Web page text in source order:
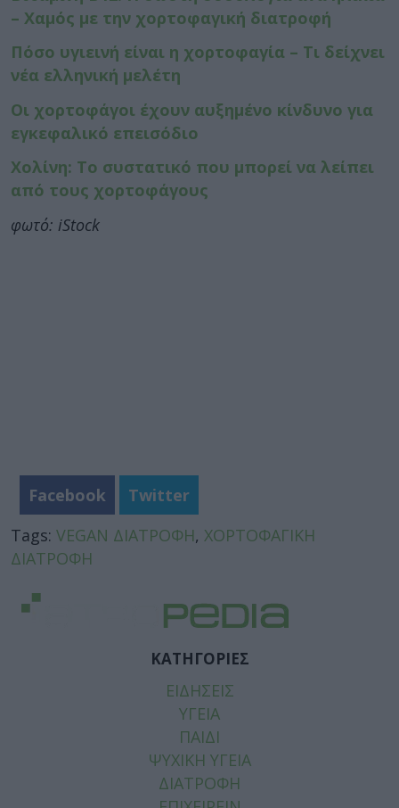
– Χαμός με την χορτοφαγική διατροφή
Πόσο υγιεινή είναι η χορτοφαγία – Τι δείχνει
νέα ελληνική μελέτη
Οι χορτοφάγοι έχουν αυξημένο κίνδυνο για
εγκεφαλικό επεισόδιο
Χολίνη: Το συστατικό που μπορεί να λείπει
από τους χορτοφάγους
φωτό: iStock
Facebook
Twitter
Tags: VEGAN ΔΙΑΤΡΟΦΗ, ΧΟΡΤΟΦΑΓΙΚΗ
ΔΙΑΤΡΟΦΗ
ΚΑΤΗΓΟΡΙΕΣ
ΕΙΔΗΣΕΙΣ
ΥΓΕΙΑ
ΠΑΙΔΙ
ΨΥΧΙΚΗ ΥΓΕΙΑ
ΔΙΑΤΡΟΦΗ